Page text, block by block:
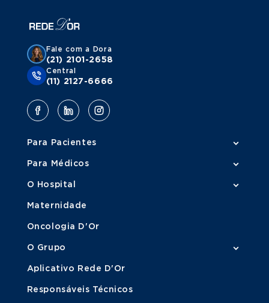
Fale com a Dora
(21) 2101-2658
Central
(11) 2127-6666
Para Pacientes
Para Médicos
O Hospital
Maternidade
Oncologia D'Or
O Grupo
Aplicativo Rede D'Or
Responsáveis Técnicos